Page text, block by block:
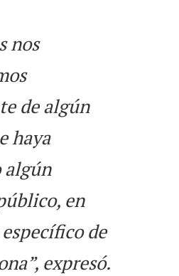
nos
de algún
haya
algún
en
de
expresó.